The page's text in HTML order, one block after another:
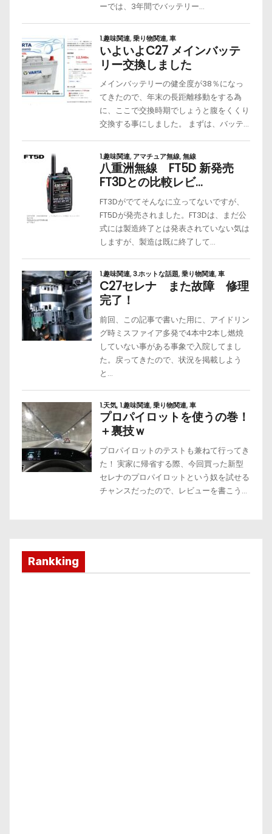
Rankking